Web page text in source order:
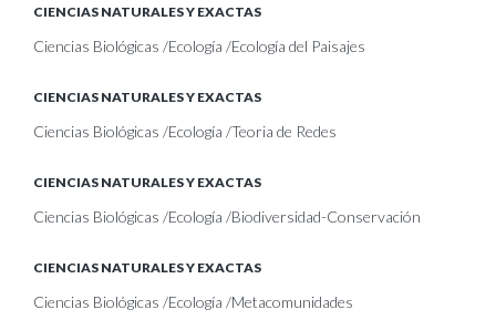
CIENCIAS NATURALES Y EXACTAS
Ciencias Biológicas /Ecología /Ecología del Paisajes
CIENCIAS NATURALES Y EXACTAS
Ciencias Biológicas /Ecología /Teoria de Redes
CIENCIAS NATURALES Y EXACTAS
Ciencias Biológicas /Ecología /Biodiversidad-Conservación
CIENCIAS NATURALES Y EXACTAS
Ciencias Biológicas /Ecología /Metacomunidades